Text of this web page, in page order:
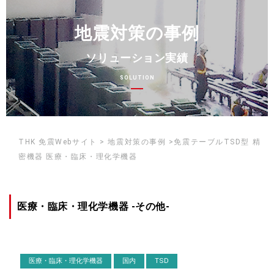
地震対策の事例
ソリューション実績
SOLUTION
THK 免震Webサイト > 地震対策の事例 >免震テーブルTSD型 精
密機器 医療・臨床・理化学機器
医療・臨床・理化学機器 -その他-
医療・臨床・理化学機器 国内 TSD